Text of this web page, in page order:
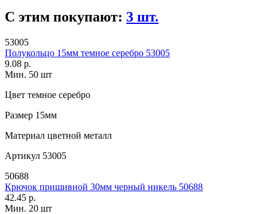
С этим покупают: 3 шт.
53005
Полукольцо 15мм темное серебро 53005
9.08 р.
Мин. 50 шт
Цвет темное серебро
Размер 15мм
Материал цветной металл
Артикул 53005
50688
Крючок пришивной 30мм черный никель 50688
42.45 р.
Мин. 20 шт